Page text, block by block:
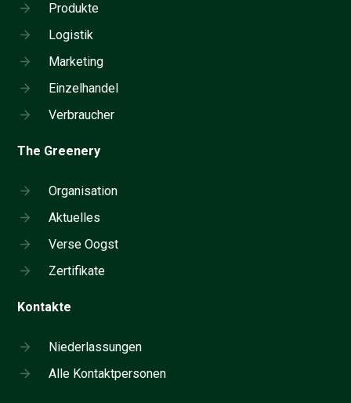
Produkte
Logistik
Marketing
Einzelhandel
Verbraucher
The Greenery
Organisation
Aktuelles
Verse Oogst
Zertifikate
Kontakte
Niederlassungen
Alle Kontaktpersonen